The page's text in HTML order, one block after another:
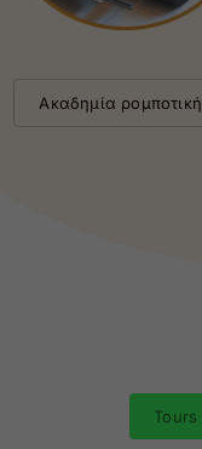
Ακαδημία
Tours